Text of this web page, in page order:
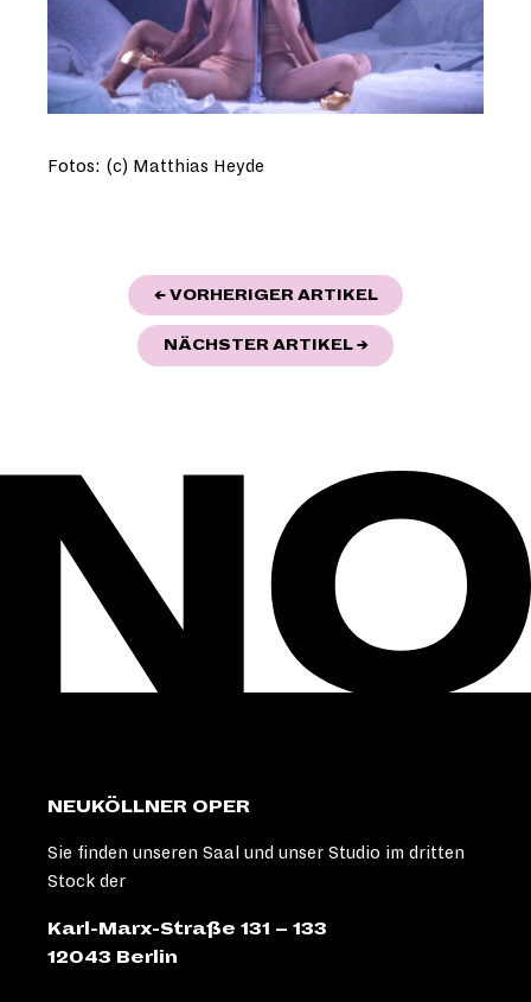
Fotos: (c) Matthias Heyde
BEITRAGSNAVIGATION
← VORHERIGER ARTIKEL"WILLKOMMEN
NÄCHSTER ARTIKEL"SERIENFINALE
→
NEUKÖLLNER OPER
Sie finden unseren Saal und unser Studio im dritten
Stock der
Karl-Marx-Straße 131 – 133
12043 Berlin